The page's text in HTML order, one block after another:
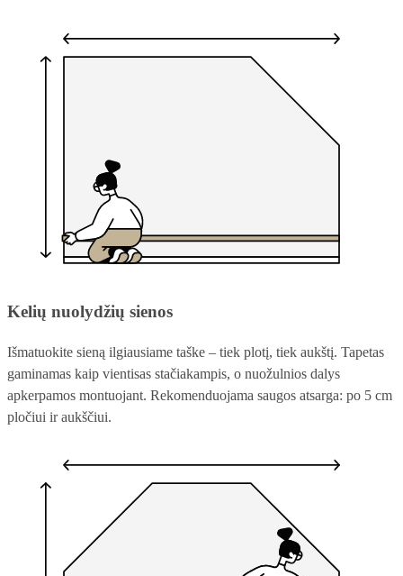
Kelių nuolydžių sienos
Išmatuokite sieną ilgiausiame taške – tiek plotį, tiek aukštį. Tapetas
gaminamas kaip vientisas stačiakampis, o nuožulnios dalys
apkerpamos montuojant. Rekomenduojama saugos atsarga: po 5 cm
pločiui ir aukščiui.